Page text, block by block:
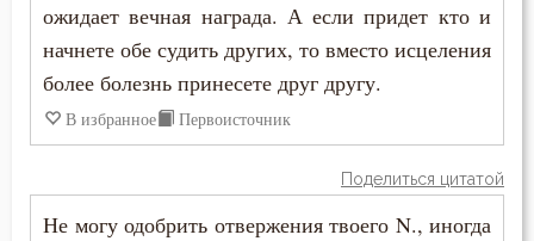
Ложь
Любовь Божия
Милостыня
Иоанн Мосх
Иосиф Оптинский (Литовкин)
Ириней Лионский
ожидает вечная награда. А если придет кто и
начнете обе судить других, то вместо исцеления
более болезнь принесете друг другу.
В избранное Первоисточник
Поделиться цитатой
Не могу одобрить отвержения твоего N., иногда